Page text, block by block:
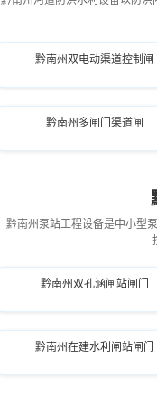
黔南州双电动渠道控制闸
黔南州多闸门渠道闸
黔南州泵站工程设备是中小型
黔南州双孔涵闸站闸门
黔南州在建水利闸站闸门